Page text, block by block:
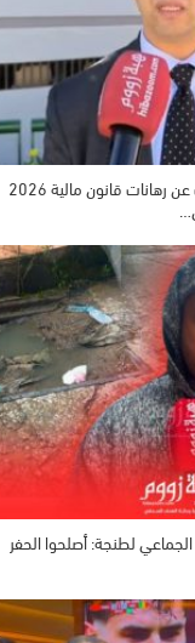
الدكتور مجد عبد المنعم يتحدث عن رهانات قانون مالية 2026
لطنجة: أصلحوا الحفر